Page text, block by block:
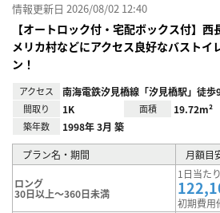
情報更新日 2026/08/02 12:40
【オートロック付・宅配ボックス付】
メリカ村などにアクセス良好なバストイ
ン！
アクセス 南海電鉄汐見橋線「汐見橋駅」徒歩
間取り 1K 面積 19.72m²
築年数 1998年 3月 築
プラン名・期間 月額目
ロング
30日以上～360日未満
1日当た
初期費用